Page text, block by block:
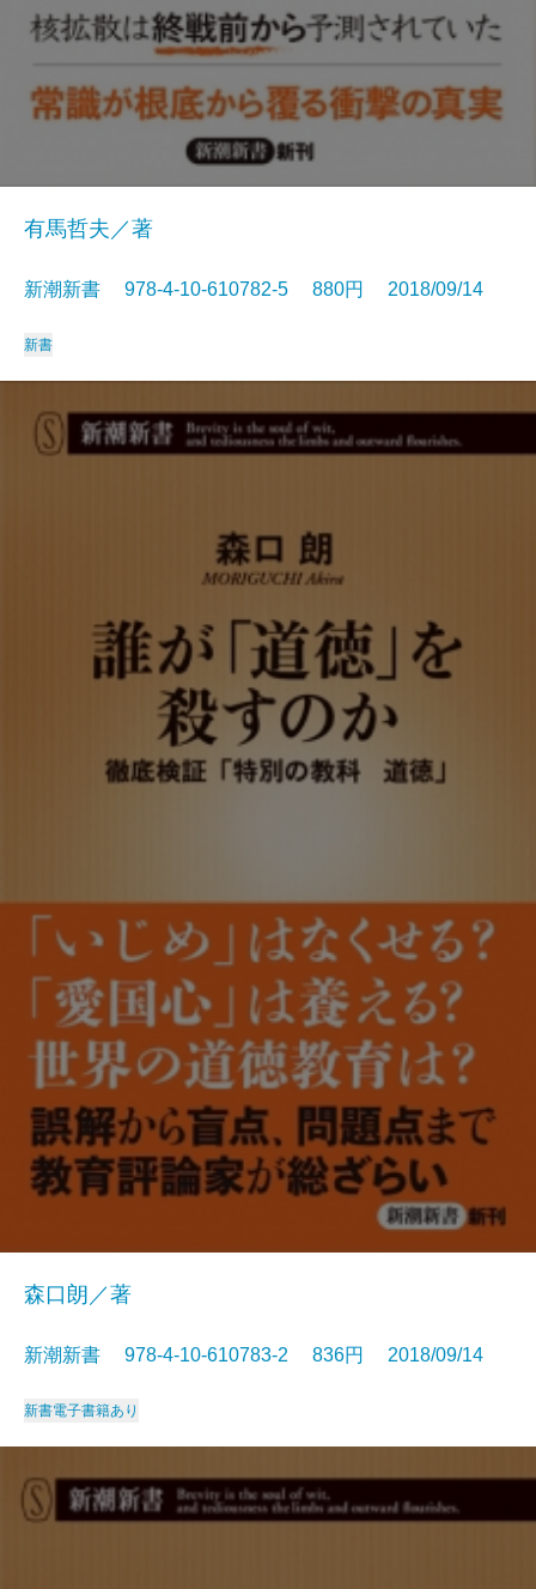
有馬哲夫／著
新潮新書 978-4-10-610782-5 880円 2018/09/14
新書
森口朗／著
新潮新書 978-4-10-610783-2 836円 2018/09/14
新書電子書籍あり